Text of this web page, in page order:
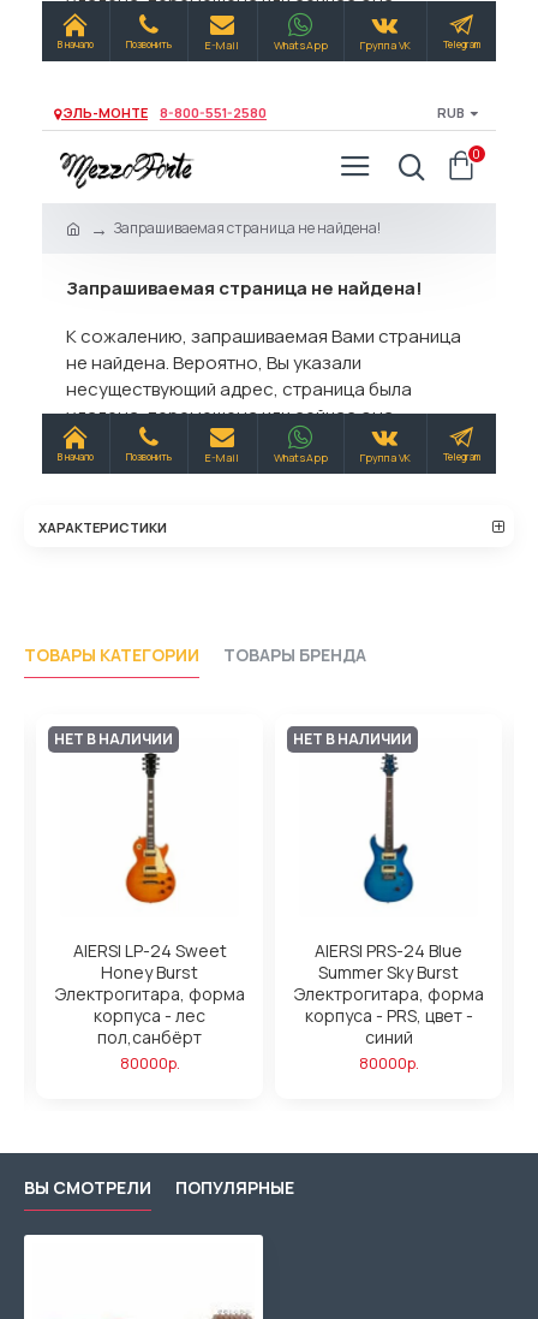
ХАРАКТЕРИСТИКИ
ТОВАРЫ КАТЕГОРИИ ТОВАРЫ БРЕНДА
НЕТ В НАЛИЧИИ
AIERSI LP-24 Sweet
Honey Burst
Электрогитара, форма
корпуса - лес
пол,санбёрт
80000р.
НЕТ В НАЛИЧИИ
AIERSI PRS-24 Blue
Summer Sky Burst
Электрогитара, форма
корпуса - PRS, цвет -
синий
80000р.
ВЫ СМОТРЕЛИ ПОПУЛЯРНЫЕ